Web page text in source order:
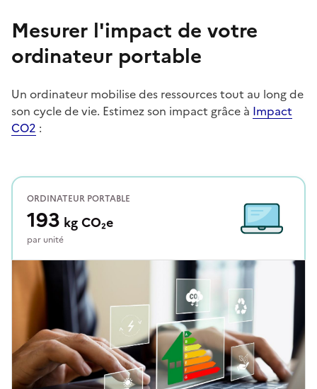
Mesurer l'impact de votre
ordinateur portable
Un ordinateur mobilise des ressources tout au long de
son cycle de vie. Estimez son impact grâce à Impact
CO2 :